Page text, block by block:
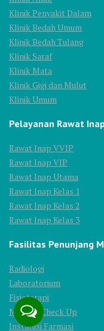
Klinik Penyakit Dalam
Klinik Bedah Umum
Klinik Bedah Tulang
Klinik Saraf
Klinik Mata
Klinik Gigi dan Mulut
Klinik Umum
Pelayanan Rawat
Rawat Inap VVIP
Rawat Inap VIP
Rawat Inap Utama
Rawat Inap Kelas 1
Rawat Inap Kelas 2
Rawat Inap Kelas 3
Fasilitas Penunjang
Radiologi
Laboratorium
Fisioterapi
Medical Check Up
Instalasi Farmasi